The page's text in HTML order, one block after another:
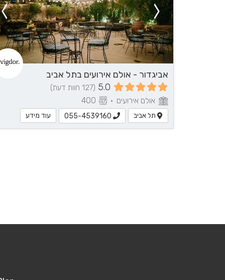
אביגדור - אולם אירועים בתל אביב
5.0 (127 חוות דעת)
אולם אירועים •
תל אביב 055-4539160 עוד מידע